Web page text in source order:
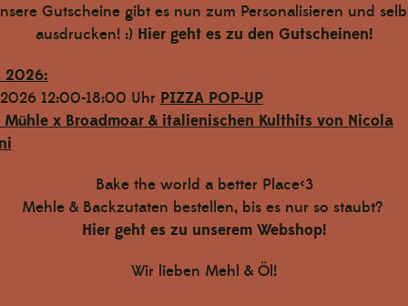
Gutscheine gibt es nun zum Personalisieren und
ausdrucken! :) Hier geht es zu den Gutscheinen!
2026:
12:00-18:00 Uhr PIZZA POP-UP
x Broadmoar & italienischen Kulthits von Nicola
Bake the world a better Place<3
Mehle & Backzutaten bestellen, bis es nur so staubt?
Hier geht es zu unserem Webshop!
Wir lieben Mehl & Öl!